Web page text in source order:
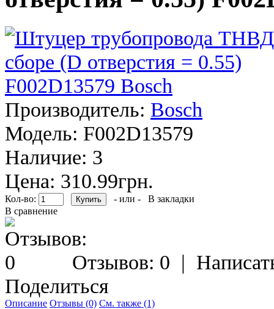
Производитель: Bosch
Модель: F002D13579
Наличие: 3
Цена: 310.99грн.
Кол-во: - или -
В закладки
В сравнение
Отзывов: 0 |
Поделиться
Описание Отзывы (0) См. также (1)